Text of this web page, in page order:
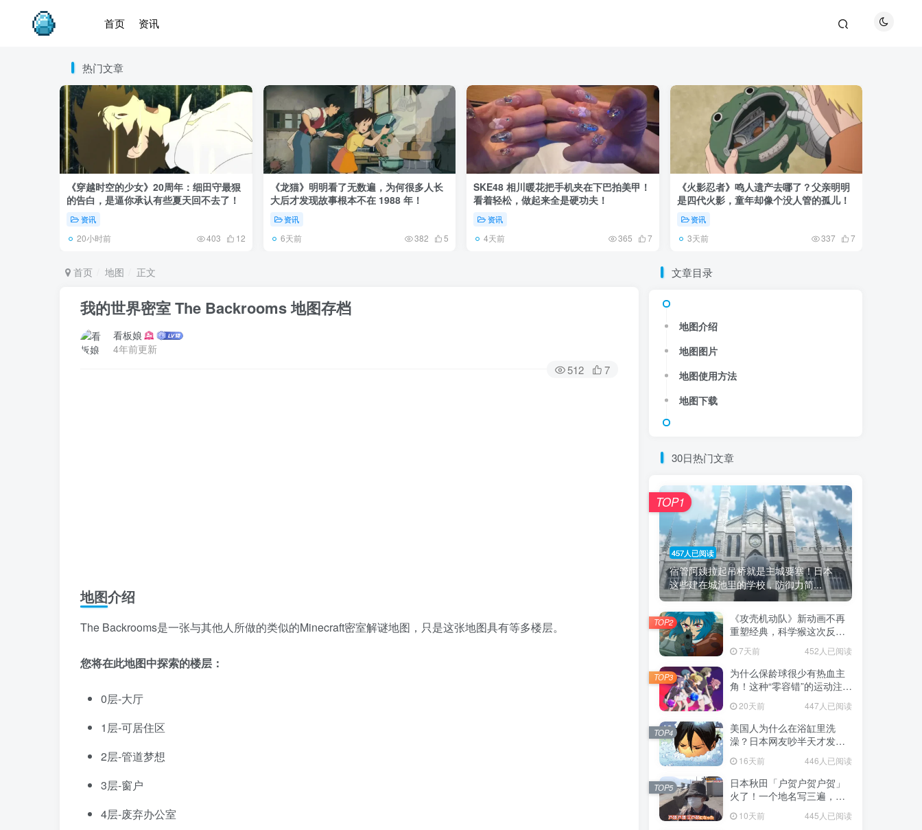
首页 资讯
热门文章
《穿越时空的少女》20周年：细田守最狠
的告白，是逼你承认有些夏天回不去了！
资讯
20小时前 403 12
《龙猫》明明看了无数遍，为何很多人长
大后才发现故事根本不在 1988 年！
资讯
6天前 382 5
SKE48 相川暖花把手机夹在下巴拍美甲！
看着轻松，做起来全是硬功夫！
资讯
4天前 365 7
《火影忍者》鸣人遗产去哪了？父亲明明
是四代火影，童年却像个没人管的孤儿！
资讯
3天前 337 7
首页 地图 正文
我的世界密室 The Backrooms 地图存档
看板娘
4年前更新
512 7
地图介绍
The Backrooms是一张与其他人所做的类似的Minecraft密室解谜地图，只是这张地图具有等多楼层。
您将在此地图中探索的楼层：
0层-大厅
1层-可居住区
2层-管道梦想
3层-窗户
4层-废弃办公室
文章目录
地图介绍
地图图片
地图使用方法
地图下载
30日热门文章
457人已阅读
宿管阿姨拉起吊桥就是主城要塞！日本
这些建在城池里的学校，防御力简...
TOP1
《攻壳机动队》新动画不再
重塑经典，科学猴这次反而
7天前 452人已阅读
TOP2
为什么保龄球很少有热血主
角！这种“零容错”的运动注定
们的生活！
20天前 447人已阅读
TOP3
美国人为什么在浴缸里洗
澡？日本网友吵半天才发
藏在浴室地板里！
16天前 446人已阅读
TOP4
日本秋田「户贺户贺户贺」
火了！一个地名写三遍，竟
不是玩梗而是150年旧账！
10天前 445人已阅读
TOP5